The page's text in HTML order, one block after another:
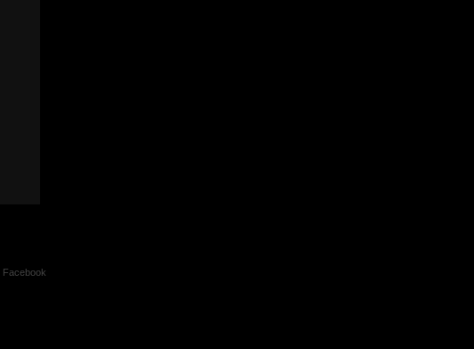
Facebook